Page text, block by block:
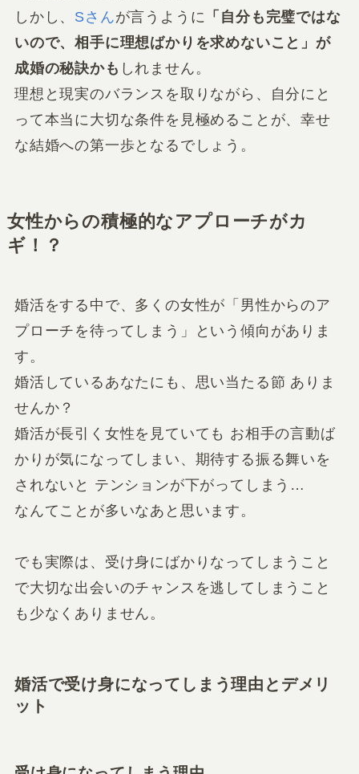
しかし、 Sさんが言うように 「自分も完璧ではな
いので、相手に理想ばかりを求めないこと」が
成婚の秘訣かも しれません。
理想と現実のバランスを取りながら、自分にと
って本当に大切な条件を見極めることが、幸せ
な結婚への第一歩となるでしょう。
女性からの積極的なアプローチがカ
ギ ！？
婚活をする中で、多くの女性が「男性からのア
プローチを待ってしまう」という傾向がありま
す。
婚活しているあなたにも、思い当たる節 ありま
せんか？
婚活が長引く女性を見ていても お相手の言動ば
かりが気になってしまい、期待する振る舞いを
されないと テンションが下がってしまう…
なんてことが多いなあと思います。
でも実際は、受け身にばかりなってしまうこと
で大切な出会いのチャンスを逃してしまうこと
も少なくありません。
婚活で受け身になってしまう理由とデメリ
ット